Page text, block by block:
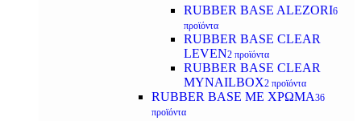
RUBBER BASE ALEZORI6
προϊόντα
RUBBER BASE CLEAR
LEVEN2 προϊόντα
RUBBER BASE CLEAR
MYNAILBOX2 προϊόντα
RUBBER BASE ΜΕ ΧΡΩΜΑ36
προϊόντα